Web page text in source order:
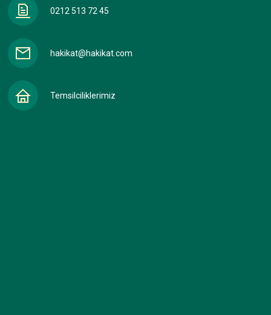
0212 513 72 45
hakikat@hakikat.com
Temsilciliklerimiz